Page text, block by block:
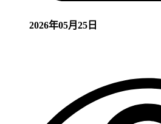
2026年05月25日